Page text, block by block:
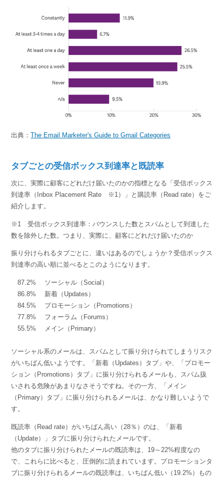
出典：The Email Marketer's Guide to Gmail Categories
タブごとの受信ボックス到達率と既読率
次に、実際に顧客にどれだけ届いたのかの指標となる「受信ボックス
到達率（Inbox Placement Rate ※1）」と購読率（Read rate）をご
紹介します。
※1 受信ボックス到達率：バウンスした数とスパムとして到達した
数を除外した数。つまり、実際に、顧客にどれだけ届いたのか
振り分けられるタブごとに、違いはあるのでしょうか？受信ボックス
到達率の高い順に並べるとこのようになります。
87.2% ソーシャル（Social）
86.8% 新着（Updates）
84.5% プロモーション（Promotions）
77.8% フォーラム（Forums）
55.5% メイン（Primary）
ソーシャル系のメールは、スパムとして振り分けられてしまうリスク
がいちばん低いようです。「新着（Updates）タブ」や、「プロモー
ション（Promotions）タブ」に振り分けられるメールも、スパム扱
いされる危険があまりなさそうですね。その一方、「メイン
（Primary）タブ」に振り分けられるメールは、かなり難しいようで
す。
既読率（Read rate）がいちばん高い（28％）のは、「新着
（Update）」タブに振り分けられたメールです。
他のタブに振り分けられたメールの既読率は、19～22%程度なの
で、これらに比べると、圧倒的に読まれています。プロモーションタ
ブに振り分けられるメールの既読率は、いちばん低い（19.2%）もの